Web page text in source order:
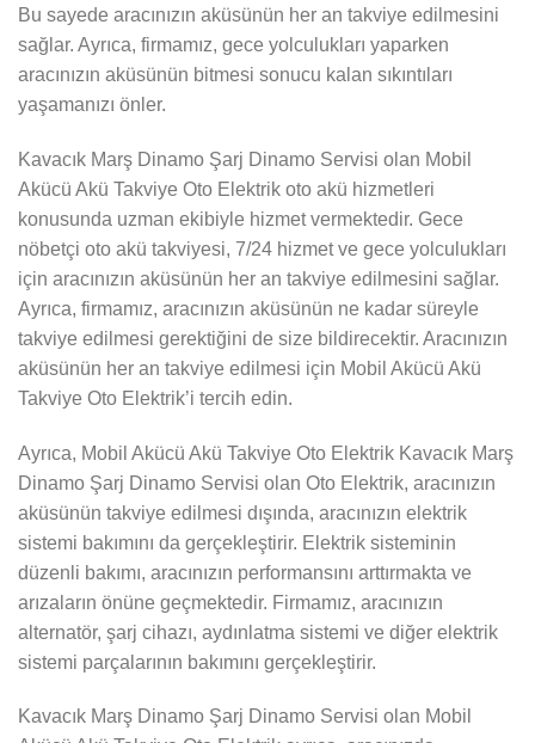
Bu sayede aracınızın aküsünün her an takviye edilmesini
sağlar. Ayrıca, firmamız, gece yolculukları yaparken
aracınızın aküsünün bitmesi sonucu kalan sıkıntıları
yaşamanızı önler.
Kavacık Marş Dinamo Şarj Dinamo Servisi olan Mobil
Akücü Akü Takviye Oto Elektrik oto akü hizmetleri
konusunda uzman ekibiyle hizmet vermektedir. Gece
nöbetçi oto akü takviyesi, 7/24 hizmet ve gece yolculukları
için aracınızın aküsünün her an takviye edilmesini sağlar.
Ayrıca, firmamız, aracınızın aküsünün ne kadar süreyle
takviye edilmesi gerektiğini de size bildirecektir. Aracınızın
aküsünün her an takviye edilmesi için Mobil Akücü Akü
Takviye Oto Elektrik’i tercih edin.
Ayrıca, Mobil Akücü Akü Takviye Oto Elektrik Kavacık Marş
Dinamo Şarj Dinamo Servisi olan Oto Elektrik, aracınızın
aküsünün takviye edilmesi dışında, aracınızın elektrik
sistemi bakımını da gerçekleştirir. Elektrik sisteminin
düzenli bakımı, aracınızın performansını arttırmakta ve
arızaların önüne geçmektedir. Firmamız, aracınızın
alternatör, şarj cihazı, aydınlatma sistemi ve diğer elektrik
sistemi parçalarının bakımını gerçekleştirir.
Kavacık Marş Dinamo Şarj Dinamo Servisi olan Mobil